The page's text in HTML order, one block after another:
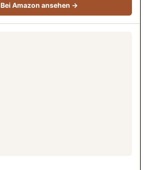
Bei Amazon ansehen →